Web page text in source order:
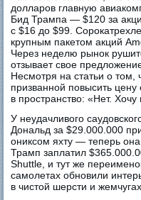
долларов главную
Бид Трампа — $120 за
с $16 до $99.
крупным пакетом акций
Через неделю рынок
отзывает свое
Несмотря на статьи о том,
призванной повысить цену
в пространство: «Нет. Хочу
У неудачливого
Дональд за $29.000.000
ониксом яхту — теперь
Трамп заплатил
Shuttle, и тут же
самолетах обновили
в чистой шерсти и жемчугах.